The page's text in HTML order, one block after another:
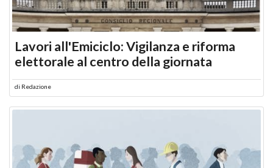
Lavori all'Emiciclo: Vigilanza e riforma
elettorale al centro della giornata
di Redazione